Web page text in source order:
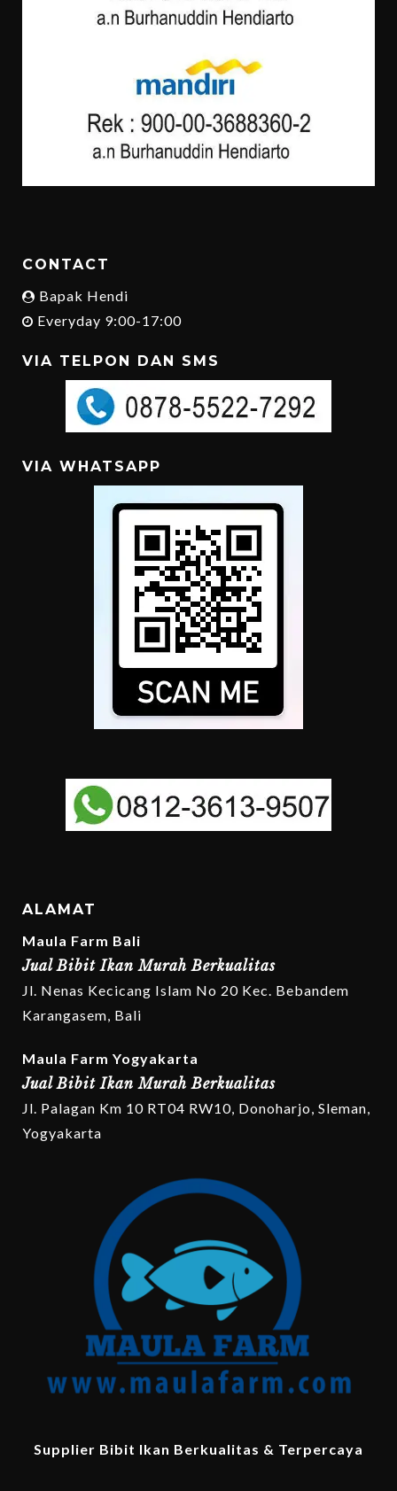
CONTACT
Bapak Hendi
Everyday 9:00-17:00
VIA TELPON DAN SMS
VIA WHATSAPP
ALAMAT
Maula Farm Bali
Jual Bibit Ikan Murah Berkualitas
Jl. Nenas Kecicang Islam No 20 Kec. Bebandem
Karangasem, Bali
Maula Farm Yogyakarta
Jual Bibit Ikan Murah Berkualitas
Jl. Palagan Km 10 RT04 RW10, Donoharjo, Sleman,
Yogyakarta
Supplier Bibit Ikan Berkualitas & Terpercaya